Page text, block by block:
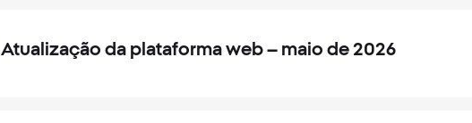
Atualização da plataforma web – maio de 2026